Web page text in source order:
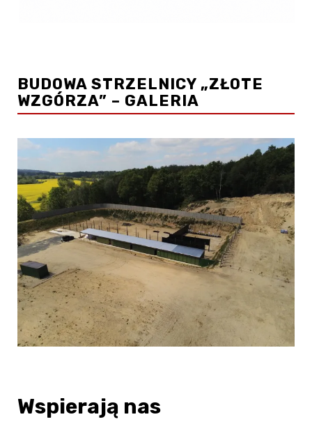
BUDOWA STRZELNICY „ZŁOTE
WZGÓRZA” – GALERIA
Wspierają nas